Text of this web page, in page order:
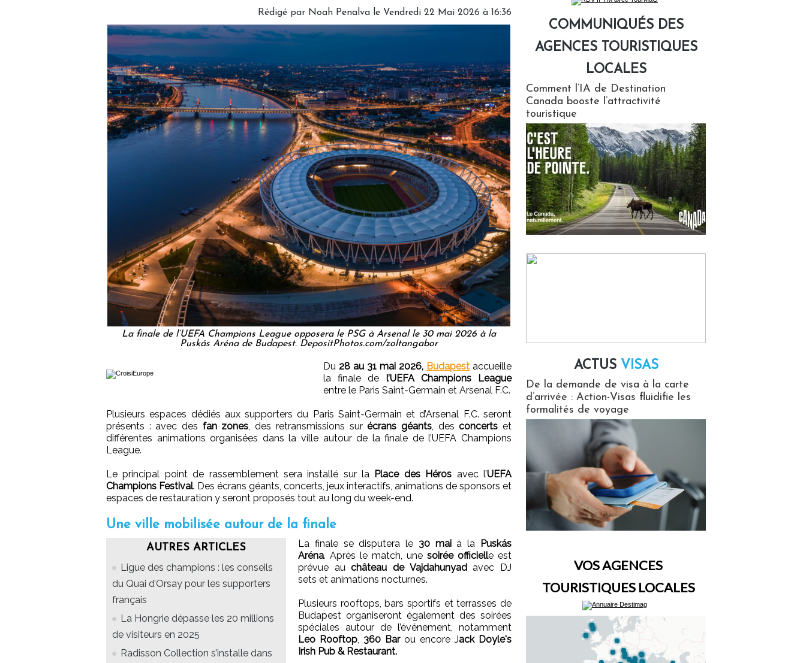
Rédigé par Noah Penalva le Vendredi 22 Mai 2026 à 16:36
La finale de l’UEFA Champions League opposera le PSG à Arsenal le 30 mai 2026 à la
Puskás Aréna de Budapest. DepositPhotos.com/zoltangabor
Du 28 au 31 mai 2026, Budapest accueille
la finale de l’UEFA Champions League
entre le Paris Saint-Germain et Arsenal F.C.
Plusieurs espaces dédiés aux supporters du Paris Saint-Germain et d’Arsenal F.C. seront
présents : avec des fan zones, des retransmissions surécrans géants, desconcerts et
différentes animations organisées dans la ville autour de la finale de l’UEFA Champions
League.
Le principal point de rassemblement sera installé sur la Place des Héros avec l’UEFA
Champions Festival. Des écrans géants, concerts, jeux interactifs, animations de sponsors et
espaces de restauration y seront proposés tout au long du week-end.
Une ville mobilisée autour de la finale
AUTRES ARTICLES
Ligue des champions : les conseils
du Quai d’Orsay pour les supporters
français
La Hongrie dépasse les 20 millions
de visiteurs en 2025
Radisson Collection s’installe dans
La finale se disputera le 30 maià la Puskás
Aréna. Après le match, une soirée officielle est
prévue auchâteau de Vajdahunyadavec DJ
sets et animations nocturnes.
Plusieurs rooftops, bars sportifs et terrasses de
Budapest organiseront également des soirées
spéciales autour de l’événement, notamment
Leo Rooftop, 360 Barou encore Jack Doyle's
Irish Pub & Restaurant.
COMMUNIQUÉS DES
AGENCES TOURISTIQUES
LOCALES
Comment l’IA de Destination
Canada booste l’attractivité
touristique
ACTUS VISAS
De la demande de visa à la carte
d’arrivée : Action-Visas fluidifie les
formalités de voyage
VOS AGENCES
TOURISTIQUES LOCALES